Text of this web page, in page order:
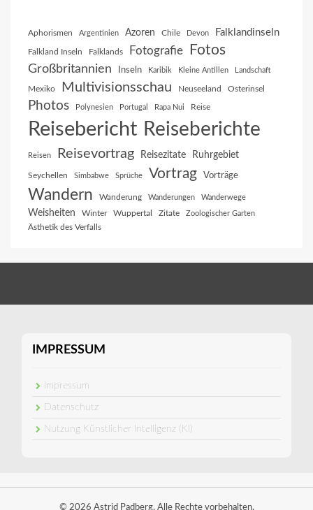
Aphorismen Argentinien Azoren Chile Devon Falklandinseln
Falkland Inseln Falklands Fotografie Fotos
Großbritannien Inseln Karibik Kleine Antillen Landschaft
Mexiko Multivisionsschau Neuseeland Osterinsel
Photos Polynesien Portugal Rapa Nui Reise
Reisebericht Reiseberichte
Reisen Reisevortrag Reisezitate Ruhrgebiet
Seychellen Simbabwe Sprüche Vortrag Vorträge
Wandern Wanderung Wanderungen Wanderwege
Weisheiten Winter Wuppertal Zitate Zoologischer Garten
Ästhetik des Verfalls
IMPRESSUM
Impressum
Datenschutz
Nutzung Künstlicher Intelligenz (KI)
© 2026 Astrid Padberg. Alle Rechte vorbehalten.